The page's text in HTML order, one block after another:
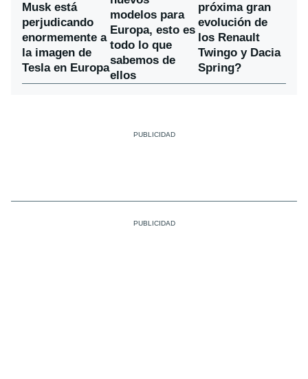
Musk está
perjudicando
enormemente a
la imagen de
Tesla en Europa
modelos para
Europa, esto es
todo lo que
sabemos de
ellos
próxima gran
evolución de
los Renault
Twingo y Dacia
Spring?